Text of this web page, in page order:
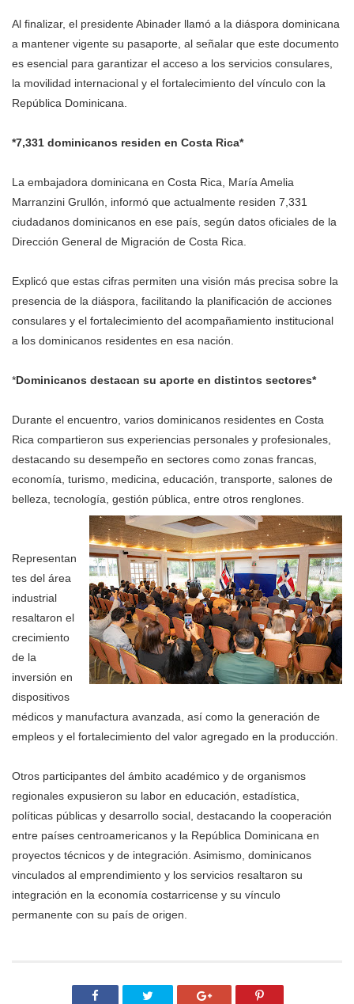
Al finalizar, el presidente Abinader llamó a la diáspora dominicana
a mantener vigente su pasaporte, al señalar que este documento
es esencial para garantizar el acceso a los servicios consulares,
la movilidad internacional y el fortalecimiento del vínculo con la
República Dominicana.
*7,331 dominicanos residen en Costa Rica*
La embajadora dominicana en Costa Rica, María Amelia
Marranzini Grullón, informó que actualmente residen 7,331
ciudadanos dominicanos en ese país, según datos oficiales de la
Dirección General de Migración de Costa Rica.
Explicó que estas cifras permiten una visión más precisa sobre la
presencia de la diáspora, facilitando la planificación de acciones
consulares y el fortalecimiento del acompañamiento institucional
a los dominicanos residentes en esa nación.
*Dominicanos destacan su aporte en distintos sectores*
Durante el encuentro, varios dominicanos residentes en Costa
Rica compartieron sus experiencias personales y profesionales,
destacando su desempeño en sectores como zonas francas,
economía, turismo, medicina, educación, transporte, salones de
belleza, tecnología, gestión pública, entre otros renglones.
Representan
tes del área
industrial
resaltaron el
crecimiento
de la
inversión en
dispositivos
médicos y manufactura avanzada, así como la generación de
empleos y el fortalecimiento del valor agregado en la producción.
Otros participantes del ámbito académico y de organismos
regionales expusieron su labor en educación, estadística,
políticas públicas y desarrollo social, destacando la cooperación
entre países centroamericanos y la República Dominicana en
proyectos técnicos y de integración. Asimismo, dominicanos
vinculados al emprendimiento y los servicios resaltaron su
integración en la economía costarricense y su vínculo
permanente con su país de origen.